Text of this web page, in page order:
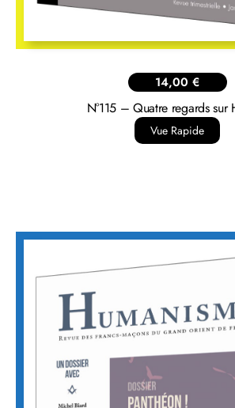
Humanisme N°346 – L’autre
Vue Rapide